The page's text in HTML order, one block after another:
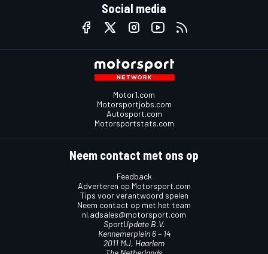
Social media
Motor1.com
Motorsportjobs.com
Autosport.com
Motorsportstats.com
Neem contact met ons op
Feedback
Adverteren op Motorsport.com
Tips voor verantwoord spelen
Neem contact op met het team
nl.adsales@motorsport.com
SportUpdate B.V.
Kennemerplein 6 – 14
2011 MJ, Haarlem